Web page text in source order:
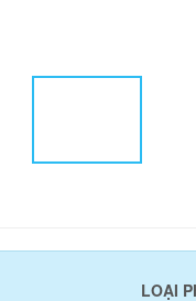
LOẠI